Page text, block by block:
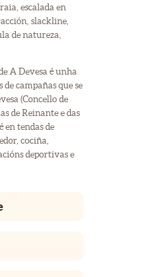
escalada en
slackline,
de natureza,
A Devesa é unha
campañas que se
(Concello de
de Reinante e das
en tendas de
cociña,
deportivas e